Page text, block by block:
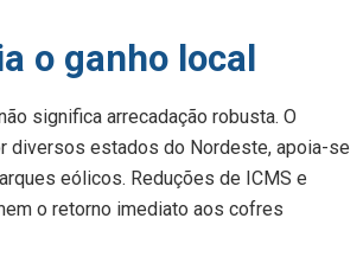
o ganho local
significa arrecadação robusta. O
diversos estados do Nordeste, apoia-se
eólicos. Reduções de ICMS e
o retorno imediato aos cofres